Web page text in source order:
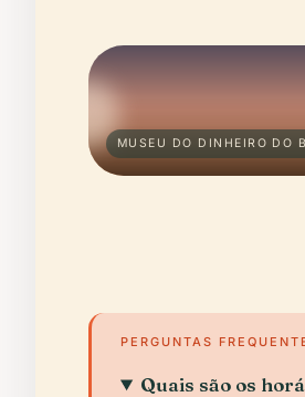
MUSEU DO DINHEIRO DO
PERGUNTAS
Quais são os